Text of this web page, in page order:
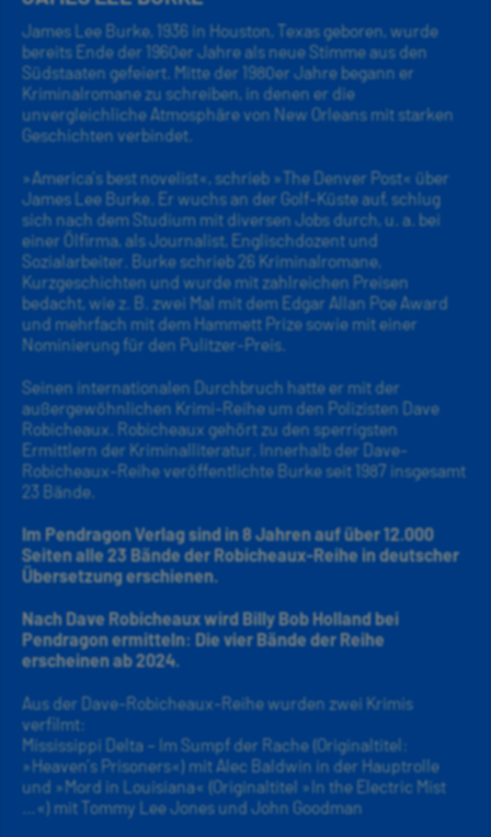
James Lee Burke, 1936 in Houston, Texas geboren, wurde
bereits Ende der 1960er Jahre als neue Stimme aus den
Südstaaten gefeiert. Mitte der 1980er Jahre begann er
Kriminalromane zu schreiben, in denen er die
unvergleichliche Atmosphäre von New Orleans mit starken
Geschichten verbindet.
»America’s best novelist«, schrieb »The Denver Post« über
James Lee Burke. Er wuchs an der Golf-Küste auf, schlug
sich nach dem Studium mit diversen Jobs durch, u. a. bei
einer Ölfirma, als Journalist, Englischdozent und
Sozialarbeiter. Burke schrieb 26 Kriminalromane,
Kurzgeschichten und wurde mit zahlreichen Preisen
bedacht, wie z. B. zwei Mal mit dem Edgar Allan Poe Award
und mehrfach mit dem Hammett Prize sowie mit einer
Nominierung für den Pulitzer-Preis.
Seinen internationalen Durchbruch hatte er mit der
außergewöhnlichen Krimi-Reihe um den Polizisten Dave
Robicheaux. Robicheaux gehört zu den sperrigsten
Ermittlern der Kriminalliteratur. Innerhalb der Dave-
Robicheaux-Reihe veröffentlichte Burke seit 1987 insgesamt
23 Bände.
Im Pendragon Verlag sind in 8 Jahren auf über 12.000
Seiten alle 23 Bände der Robicheaux-Reihe in deutscher
Übersetzung erschienen.
Nach Dave Robicheaux wird Billy Bob Holland bei
Pendragon ermitteln: Die vier Bände der Reihe
erscheinen ab 2024.
Aus der Dave-Robicheaux-Reihe wurden zwei Krimis
verfilmt:
Mississippi Delta – Im Sumpf der Rache (Originaltitel:
»Heaven’s Prisoners«) mit Alec Baldwin in der Hauptrolle
und »Mord in Louisiana« (Originaltitel »In the Electric Mist
…«) mit Tommy Lee Jones und John Goodman